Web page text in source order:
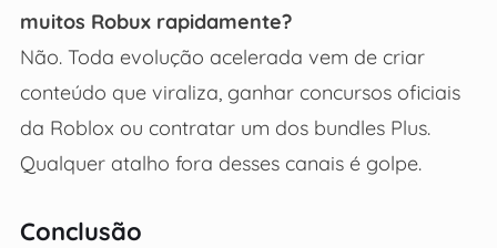
muitos Robux rapidamente?
Não. Toda evolução acelerada vem de criar
conteúdo que viraliza, ganhar concursos oficiais
da Roblox ou contratar um dos bundles Plus.
Qualquer atalho fora desses canais é golpe.
Conclusão